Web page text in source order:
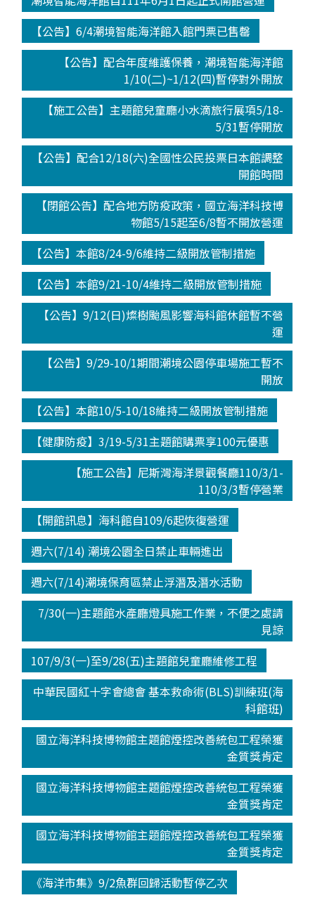
【公告】6/4潮境智能海洋館入館門票已售罄
【公告】配合年度維護保養，潮境智能海洋館
1/10(二)~1/12(四)暫停對外開放
【施工公告】主題館兒童廳小水滴旅行展項5/18-
5/31暫停開放
【公告】配合12/18(六)全國性公民投票日本館調整
開館時間
【閉館公告】配合地方防疫政策，國立海洋科技博
物館5/15起至6/8暫不開放營運
【公告】本館8/24-9/6維持二級開放管制措施
【公告】本館9/21-10/4維持二級開放管制措施
【公告】9/12(日)燦樹颱風影響海科館休館暫不營
運
【公告】9/29-10/1期間潮境公園停車場施工暫不
開放
【公告】本館10/5-10/18維持二級開放管制措施
【健康防疫】3/19-5/31主題館購票享100元優惠
【施工公告】尼斯灣海洋景觀餐廳110/3/1-
110/3/3暫停營業
【開館訊息】海科館自109/6起恢復營運
週六(7/14) 潮境公園全日禁止車輛進出
週六(7/14)潮境保育區禁止浮潛及潛水活動
7/30(一)主題館水產廳燈具施工作業，不便之處請
見諒
107/9/3(一)至9/28(五)主題館兒童廳維修工程
中華民國紅十字會總會 基本救命術(BLS)訓練班(海
科館班)
國立海洋科技博物館主題館煙控改善統包工程榮獲
金質獎肯定
國立海洋科技博物館主題館煙控改善統包工程榮獲
金質獎肯定
國立海洋科技博物館主題館煙控改善統包工程榮獲
金質獎肯定
《海洋市集》9/2魚群回歸活動暫停乙次